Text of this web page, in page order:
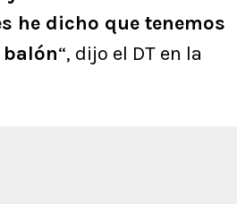
he dicho que tenemos
“, dijo el DT en la